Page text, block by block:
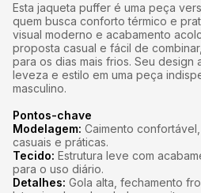
Esta jaqueta puffer é uma peça
quem busca conforto térmico e
visual moderno e acabamento
proposta casual e fácil de
para os dias mais frios. Seu design
leveza e estilo em uma peça
masculino.
Pontos-chave
Modelagem: Caimento
casuais e práticas.
Tecido: Estrutura leve com
para o uso diário.
Detalhes: Gola alta, fechamento